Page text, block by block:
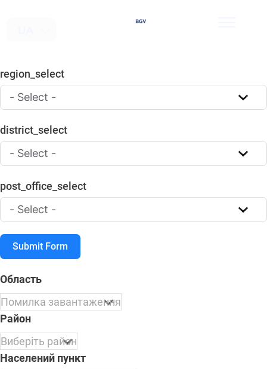
region_select
district_select
post_office_select
Submit Form
Область
Район
Населений пункт